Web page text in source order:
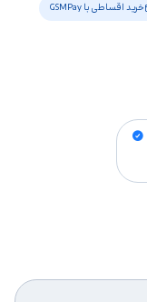
خرید اقساطی با GSMPay